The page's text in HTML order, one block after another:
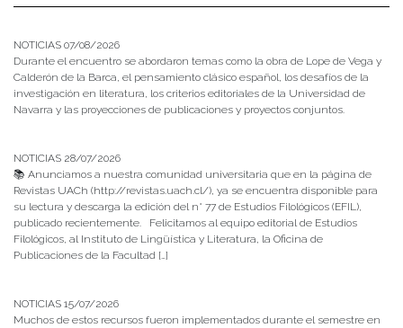
NOTICIAS 07/08/2026
Durante el encuentro se abordaron temas como la obra de Lope de Vega y
Calderón de la Barca, el pensamiento clásico español, los desafíos de la
investigación en literatura, los criterios editoriales de la Universidad de
Navarra y las proyecciones de publicaciones y proyectos conjuntos.
NOTICIAS 28/07/2026
📚 Anunciamos a nuestra comunidad universitaria que en la página de
Revistas UACh (http://revistas.uach.cl/), ya se encuentra disponible para
su lectura y descarga la edición del n° 77 de Estudios Filológicos (EFIL),
publicado recientemente. Felicitamos al equipo editorial de Estudios
Filológicos, al Instituto de Lingüística y Literatura, la Oficina de
Publicaciones de la Facultad […]
NOTICIAS 15/07/2026
Muchos de estos recursos fueron implementados durante el semestre en